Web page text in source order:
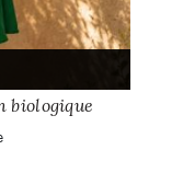
biologique